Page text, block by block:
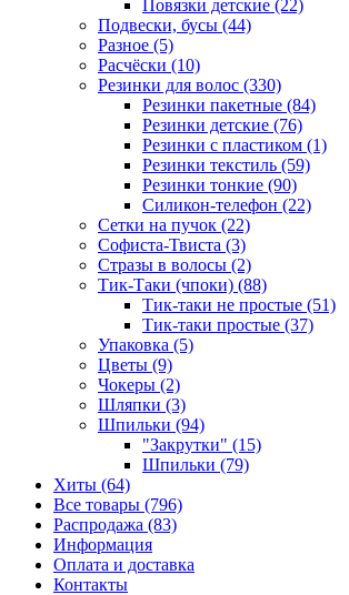
Повязки детские (22)
Подвески, бусы (44)
Разное (5)
Расчёски (10)
Резинки для волос (330)
Резинки пакетные (84)
Резинки детские (76)
Резинки с пластиком (1)
Резинки текстиль (59)
Резинки тонкие (90)
Силикон-телефон (22)
Сетки на пучок (22)
Софиста-Твиста (3)
Стразы в волосы (2)
Тик-Таки (чпоки) (88)
Тик-таки не простые (51)
Тик-таки простые (37)
Упаковка (5)
Цветы (9)
Чокеры (2)
Шляпки (3)
Шпильки (94)
"Закрутки" (15)
Шпильки (79)
Хиты (64)
Все товары (796)
Распродажа (83)
Информация
Оплата и доставка
Контакты